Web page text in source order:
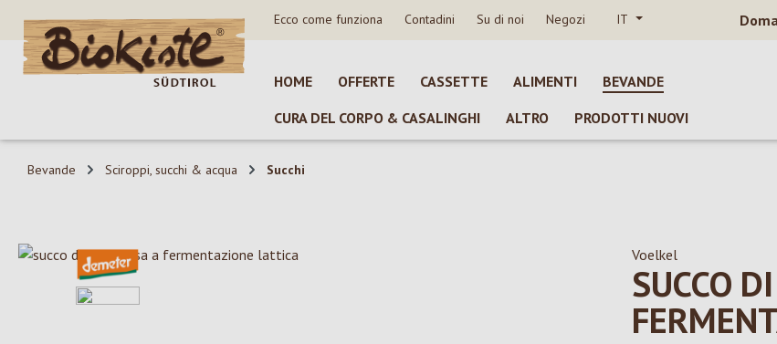
al contenuto principale
Salta alla ricerca
Passa alla navigazione principale Ecco come funziona Contadini Su di noi Negozi IT
HOME OFFERTE CASSETTE ALIMENTI
BEVANDE
CURA DEL CORPO & CASALINGHI
ALTRO PRODOTTI NUOVI
Bevande Sciroppi, succhi & acqua Succhi
Salta la galleria di immagini Voelkel
SUCCO